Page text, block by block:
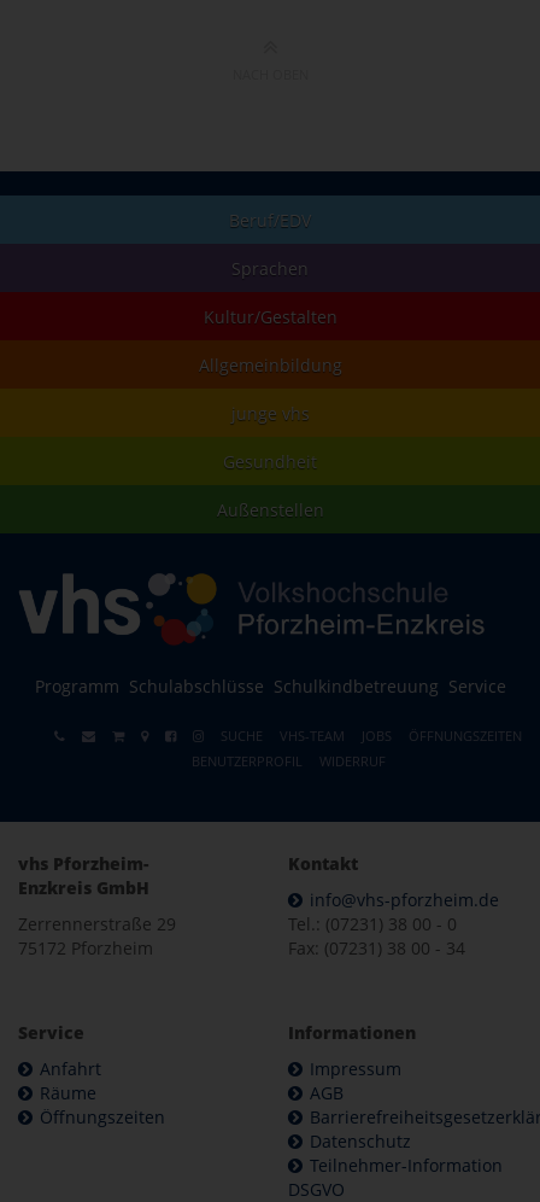
Beruf/EDV
Sprachen
Kultur/Gestalten
Allgemeinbildung
junge vhs
Gesundheit
Außenstellen
Programm Schulabschlüsse Schulkindbetreuung Service
SUCHE VHS-TEAM JOBS
ÖFFNUNGSZEITEN
BENUTZERPROFIL
WIDERRUF
vhs Pforzheim-
Enzkreis GmbH
Zerrennerstraße 29
75172 Pforzheim
Kontakt
info@vhs-pforzheim.de
Tel.: (07231) 38 00 - 0
Fax: (07231) 38 00 - 34
Service
Anfahrt
Räume
Öffnungszeiten
Informationen
Impressum
AGB
Datenschutz
Teilnehmer-Information
DSGVO